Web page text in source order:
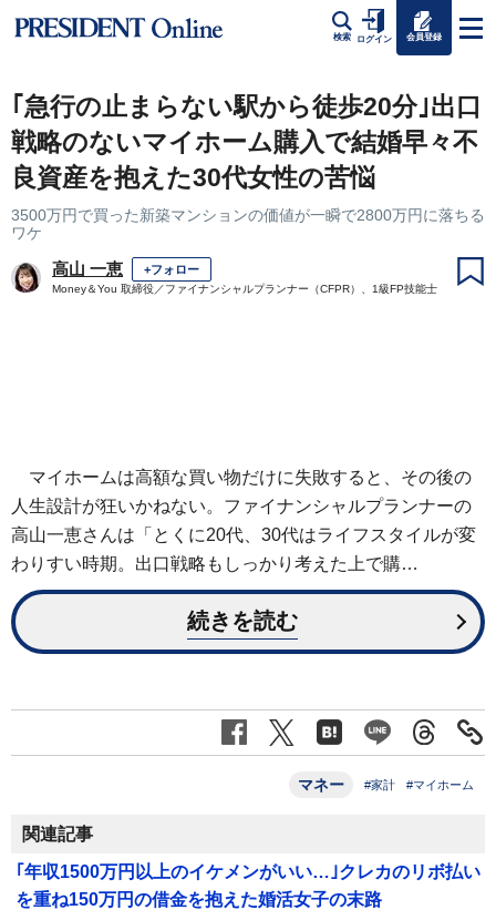
検索 ログイン 会員登録
｢急行の止まらない駅から徒歩20分｣出口
戦略のないマイホーム購入で結婚早々不
良資産を抱えた30代女性の苦悩
3500万円で買った新築マンションの価値が一瞬で2800万円に落ちる
ワケ
高山 一恵 +フォロー
Money＆You 取締役／ファイナンシャルプランナー（CFPR）、1級FP技能士
マイホームは高額な買い物だけに失敗すると、その後の
人生設計が狂いかねない。ファイナンシャルプランナーの
高山一恵さんは「とくに20代、30代はライフスタイルが変
わりすい時期。出口戦略もしっかり考えた上で購…
続きを読む
マネー #家計 #マイホーム
関連記事
｢年収1500万円以上のイケメンがいい…｣クレカのリボ払い
を重ね150万円の借金を抱えた婚活女子の末路